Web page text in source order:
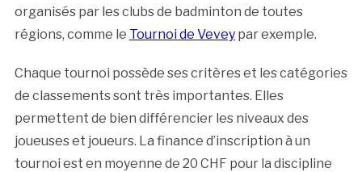
organisés par les clubs de badminton de toutes
régions, comme le Tournoi de Veveypar exemple.
Chaque tournoi possède ses critères et les catégories
de classements sont très importantes. Elles
permettent de bien différencier les niveaux des
joueuses et joueurs. La finance d’inscription à un
tournoi est en moyenne de 20 CHF pour la discipline